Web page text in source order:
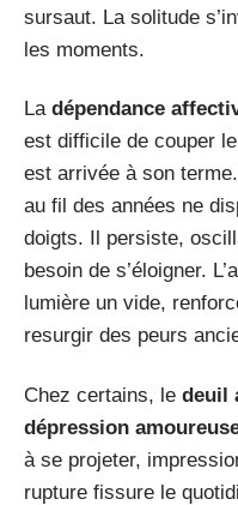
sursaut. La solitude
les moments.
La dépendance
est difficile de couper
est arrivée à son
au fil des années ne
doigts. Il persiste,
besoin de s’éloigner.
lumière un vide,
resurgir des peurs
Chez certains, le deuil
dépression
à se projeter,
rupture fissure le